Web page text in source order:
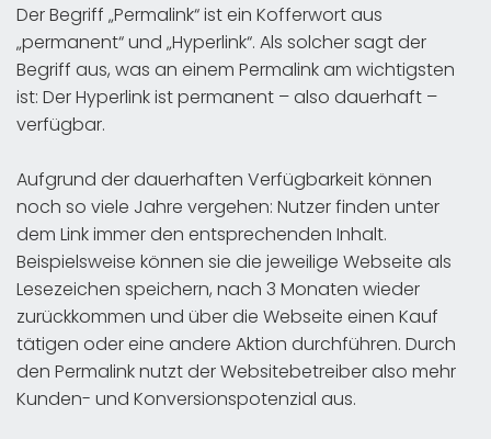
Der Begriff „Permalink“ ist ein Kofferwort aus
„permanent“ und „Hyperlink“. Als solcher sagt der
Begriff aus, was an einem Permalink am wichtigsten
ist: Der Hyperlink ist permanent – also dauerhaft –
verfügbar.
Aufgrund der dauerhaften Verfügbarkeit können
noch so viele Jahre vergehen: Nutzer finden unter
dem Link immer den entsprechenden Inhalt.
Beispielsweise können sie die jeweilige Webseite als
Lesezeichen speichern, nach 3 Monaten wieder
zurückkommen und über die Webseite einen Kauf
tätigen oder eine andere Aktion durchführen. Durch
den Permalink nutzt der Websitebetreiber also mehr
Kunden- und Konversionspotenzial aus.